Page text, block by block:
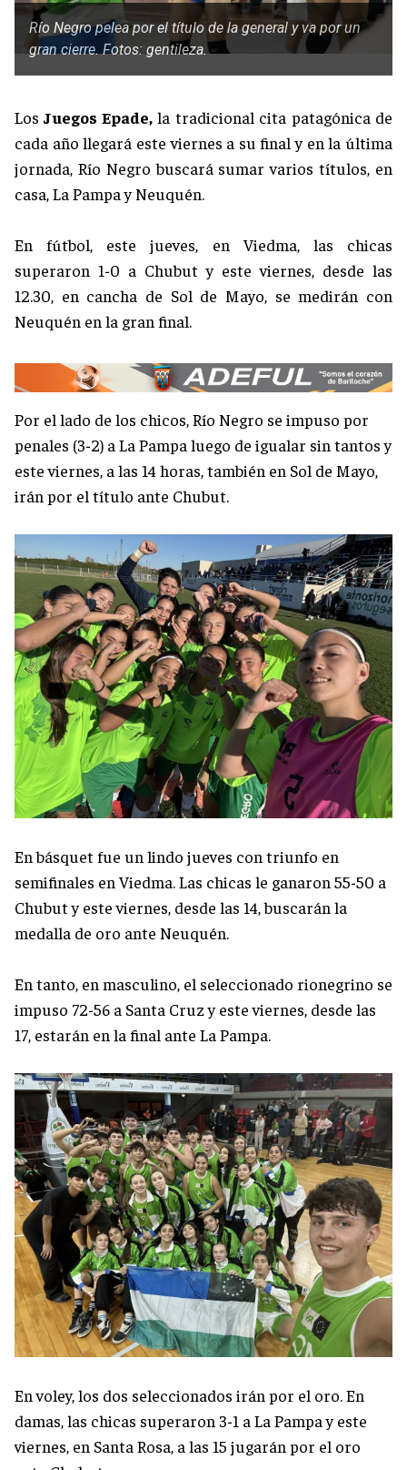
Río Negro pelea por el título de la general y va por un
gran cierre. Fotos: gentileza.
LosJuegos Epade,la tradicional cita patagónica de
cada año llegará este viernes a su final y en la última
jornada, Río Negro buscará sumar varios títulos, en
casa, La Pampa y Neuquén.
En fútbol, este jueves, en Viedma, las chicas
superaron 1-0 a Chubut y este viernes, desde las
12.30, en cancha de Sol de Mayo, se medirán con
Neuquén en la gran final.
Por el lado de los chicos, Río Negro se impuso por
penales (3-2) a La Pampa luego de igualar sin tantos y
este viernes, a las 14 horas, también en Sol de Mayo,
irán por el título ante Chubut.
En básquet fue un lindo jueves con triunfo en
semifinales en Viedma. Las chicas le ganaron 55-50 a
Chubut y este viernes, desde las 14, buscarán la
medalla de oro ante Neuquén.
En tanto, en masculino, el seleccionado rionegrino se
impuso 72-56 a Santa Cruz y este viernes, desde las
17, estarán en la final ante La Pampa.
En voley, los dos seleccionados irán por el oro. En
damas, las chicas superaron 3-1 a La Pampa y este
viernes, en Santa Rosa, a las 15 jugarán por el oro